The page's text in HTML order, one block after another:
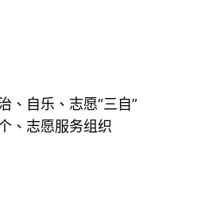
、自乐、志愿“三自”
、志愿服务组织